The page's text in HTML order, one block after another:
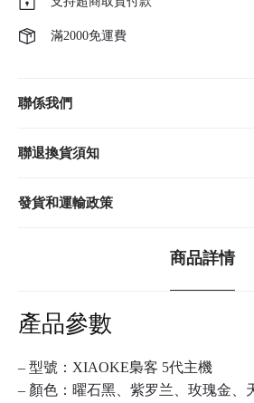
滿2000免運費
聯係我們
聯退換貨須知
發貨和運輸政策
商品詳情
產品參數
– 型號： XIAOKE梟客 5代主機
– 顏色：曜石黑、紫罗兰、玫瑰金、